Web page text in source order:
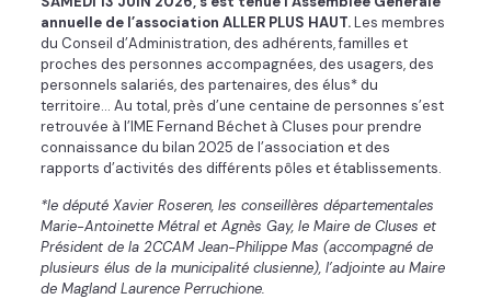
annuelle de l’association ALLER PLUS HAUT.Les membres
du Conseil d’Administration, des adhérents, familles et
proches des personnes accompagnées, des usagers, des
personnels salariés, des partenaires, des élus* du
territoire… Au total, près d’une centaine de personnes s’est
retrouvée à l’IME Fernand Béchet à Cluses pour prendre
connaissance du bilan 2025 de l’association et des
rapports d’activités des différents pôles et établissements.
*le député Xavier Roseren, les conseillères départementales
Marie-Antoinette Métral et Agnès Gay, le Maire de Cluses et
Président de la 2CCAM Jean-Philippe Mas (accompagné de
plusieurs élus de la municipalité clusienne), l’adjointe au Maire
de Magland Laurence Perruchione.